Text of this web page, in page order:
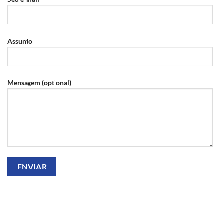
Assunto
Mensagem (optional)